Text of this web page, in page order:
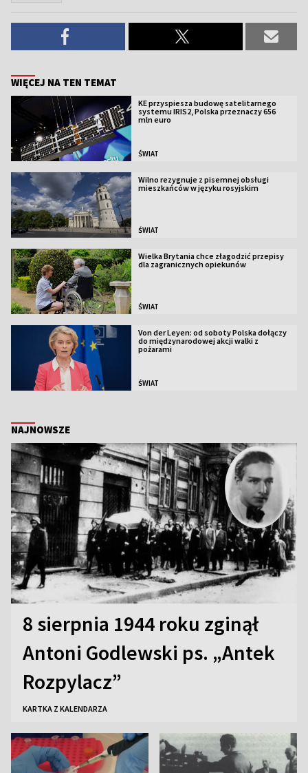
WIĘCEJ NA TEN TEMAT
KE przyspiesza budowę satelitarnego
systemu IRIS2, Polska przeznaczy 656
mln euro
ŚWIAT
Wilno rezygnuje z pisemnej obsługi
mieszkańców w języku rosyjskim
ŚWIAT
Wielka Brytania chce złagodzić przepisy
dla zagranicznych opiekunów
ŚWIAT
Von der Leyen: od soboty Polska dołączy
do międzynarodowej akcji walki z
pożarami
ŚWIAT
NAJNOWSZE
8 sierpnia 1944 roku zginął
Antoni Godlewski ps. „Antek
Rozpylacz”
KARTKA Z KALENDARZA